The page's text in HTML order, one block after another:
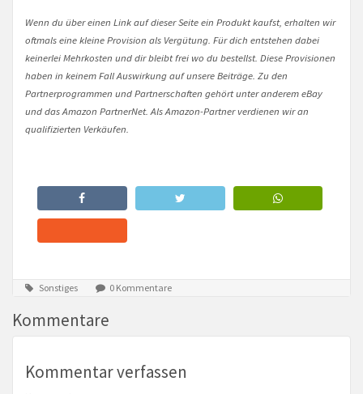
Wenn du über einen Link auf dieser Seite ein Produkt kaufst, erhalten wir
oftmals eine kleine Provision als Vergütung. Für dich entstehen dabei
keinerlei Mehrkosten und dir bleibt frei wo du bestellst. Diese Provisionen
haben in keinem Fall Auswirkung auf unsere Beiträge. Zu den
Partnerprogrammen und Partnerschaften gehört unter anderem eBay
und das Amazon PartnerNet. Als Amazon-Partner verdienen wir an
qualifizierten Verkäufen.
Sonstiges 0 Kommentare
Kommentare
Kommentar verfassen